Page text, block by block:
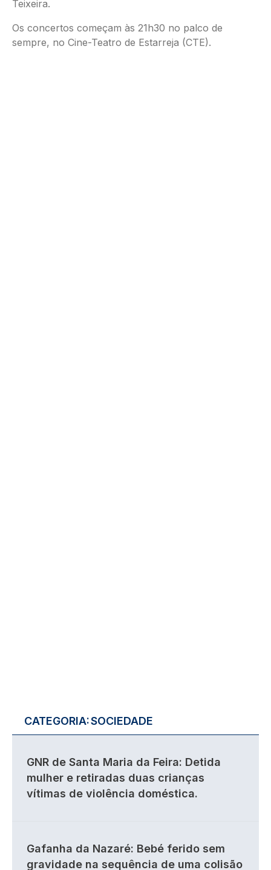
Teixeira.
Os concertos começam às 21h30 no palco de
sempre, no Cine-Teatro de Estarreja (CTE).
CATEGORIA:SOCIEDADE
GNR de Santa Maria da Feira: Detida
mulher e retiradas duas crianças
vítimas de violência doméstica.
Gafanha da Nazaré: Bebé ferido sem
gravidade na sequência de uma colisão